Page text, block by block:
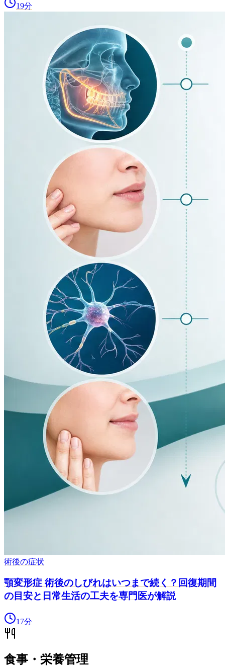
19分
術後の症状
顎変形症 術後のしびれはいつまで続く？回復期間
の目安と日常生活の工夫を専門医が解説
17分
食事・栄養管理